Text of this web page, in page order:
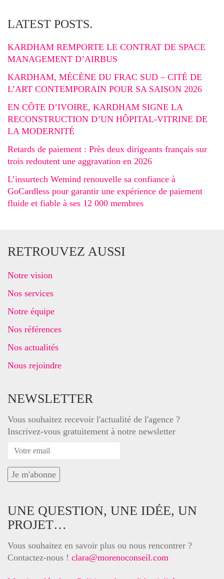
LATEST POSTS.
KARDHAM REMPORTE LE CONTRAT DE SPACE
MANAGEMENT D’AIRBUS
KARDHAM, MÉCÈNE DU FRAC SUD – CITÉ DE
L’ART CONTEMPORAIN POUR SA SAISON 2026
EN CÔTE D’IVOIRE, KARDHAM SIGNE LA
RECONSTRUCTION D’UN HÔPITAL-VITRINE DE
LA MODERNITÉ
Retards de paiement : Près deux dirigeants français sur
trois redoutent une aggravation en 2026
L’insurtech Wemind renouvelle sa confiance à
GoCardless pour garantir une expérience de paiement
fluide et fiable à ses 12 000 membres
RETROUVEZ AUSSI
Notre vision
Nos services
Notre équipe
Nos références
Nos actualités
Nous rejoindre
NEWSLETTER
Vous souhaitez recevoir l'actualité de l'agence ?
Inscrivez-vous gratuitement à notre newsletter
UNE QUESTION, UNE IDÉE, UN
PROJET…
Vous souhaitez en savoir plus ou nous rencontrer ?
Contactez-nous ! clara@morenoconseil.com